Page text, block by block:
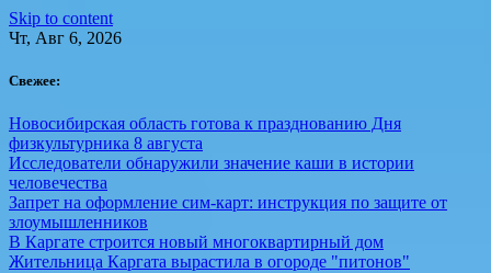
Skip to content
Чт, Авг 6, 2026
Свежее:
Новосибирская область готова к празднованию Дня
физкультурника 8 августа
Исследователи обнаружили значение каши в истории
человечества
Запрет на оформление сим-карт: инструкция по защите от
злоумышленников
В Каргате строится новый многоквартирный дом
Жительница Каргата вырастила в огороде "питонов"